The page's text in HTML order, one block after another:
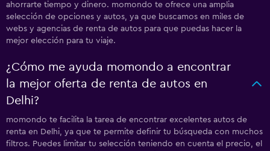
ahorrarte tiempo y dinero. momondo te ofrece una amplia
selección de opciones y autos, ya que buscamos en miles de
webs y agencias de renta de autos para que puedas hacer la
mejor elección para tu viaje.
¿Cómo me ayuda momondo a encontrar
la mejor oferta de renta de autos en
Delhi?
momondo te facilita la tarea de encontrar excelentes autos de
renta en Delhi, ya que te permite definir tu búsqueda con muchos
filtros. Puedes limitar tu selección teniendo en cuenta el precio, el